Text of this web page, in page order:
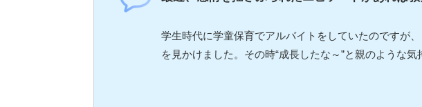
学生時代に学童保育でアルバイトをしていたのですが
を見かけました。その時“成長したな～”と親のような気